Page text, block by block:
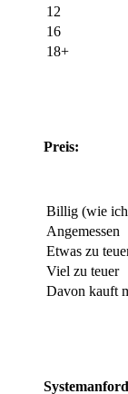
12
16
18+
Preis:
Billig (wie
Angemessen
Etwas zu
Viel zu teuer
Davon kauft